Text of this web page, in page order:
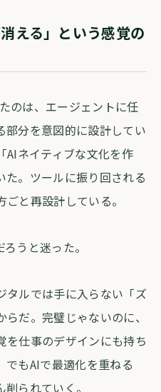
える」という感覚の
のは、エージェントに任
部分を意図的に設計してい
AIネイティブな文化を作
た。ツールに振り回される
と再設計している。
うと迷った。
タルでは手に入らない「ズ
だ。完璧じゃないのに、
を仕事のデザインにも持ち
もAIで最適化を重ねる
られていく。